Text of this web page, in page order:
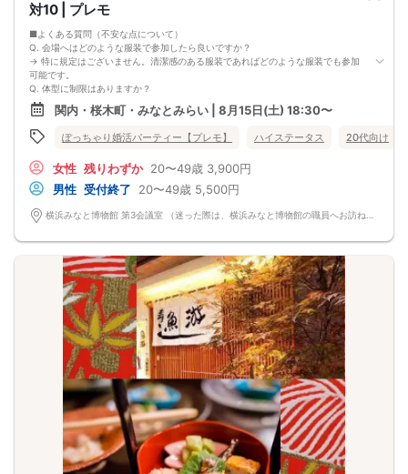
対10 | プレモ
■よくある質問（不安な点について）
Q. 会場へはどのような服装で参加したら良いですか？
→ 特に規定はございません。清潔感のある服装であればどのような服装でも参加
可能です。
Q. 体型に制限はありますか？
→体重制限などの規定はございません。
女性の方は「ぽっちゃりという自覚」がある独身の方であれば、
どなたでもご参加いただけます。
Q. 再婚希望やシングルマザーでも参加できますか？
Q. どんなパーティーですか？
→ 大規模ならではの自然な出会いが魅力で、駅近の豪華会場にてゆったり交流を
お楽しみいただけます。
高身長男性のご参加も毎回多数いらっしゃいますので、理想の出会いを探したい
方にもおすすめです。
早めにご到着されることをお勧めいたします。
Q. 外国人でも参加できますか？
→ 参加実績があります。
Q. どのような人が参加しているのですか？
→ 男性は公務員・医師・警察官・自衛隊員・消防士など様々な職種の方がご参加
されています。
女性は事務職・保育士・看護師・休職中の方など多種他業種です。
プレモでは会ごとにテーマ設定を行っております。
マンガ・アニメ・ゲーム好きの方や、旅行・お料理・動物が好きな方、スポーツ
やウォーキングが好きな方まで、幅広い趣味の方向けのパーティーを企画してお
ります。
■留意事項
・最小遂行人数
男性：4名 女性：4名
・中止判断タイミング（災害等）
開催日時の3時間前まで
関内・桜木町・みなとみらい | 8月15日(土) 18:30〜
ぽっちゃり婚活パーティー【プレモ】 ハイステータス 20代向け
女性 残りわずか 20〜49歳 3,900円
男性 受付終了 20〜49歳 5,500円